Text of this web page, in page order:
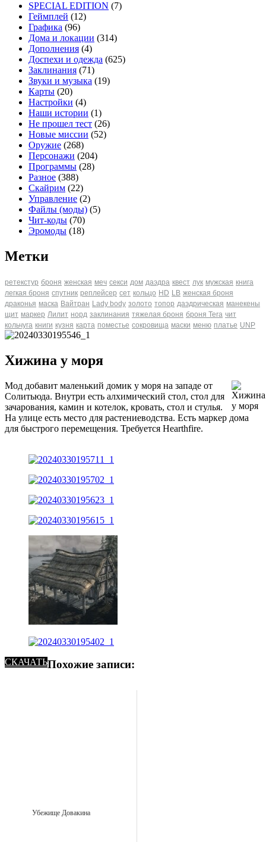
SPECIAL EDITION (7)
Геймплей (12)
Графика (96)
Дома и локации (314)
Дополнения (4)
Доспехи и одежда (625)
Заклинания (71)
Звуки и музыка (19)
Карты (20)
Настройки (4)
Наши истории (1)
Не прошел тест (26)
Новые миссии (52)
Оружие (268)
Персонажи (204)
Программы (28)
Разное (388)
Скайрим (22)
Управление (2)
Файлы (моды) (5)
Чит-коды (70)
Эромоды (18)
Метки
ретекстур броня женская меч секси дом даэдра квест лук мужская книга
легкая броня спутник реплейсер сет кольцо HD LB женская броня
драконья маска Вайтран Lady body золото топор даэдрическая манекены
щит маркер Лилит норд заклинания тяжелая броня броня Tera чит
кольчуга книги кузня карта поместье сокровища маски меню платье UNP
Хижина у моря
Мод добавит маленький домик у моря на западе от
Солитьюда. Внутри есть алхимический стол, стол для
зачарования, камин и котелок, кровать, стол и стулья.
На улице есть место для растениеводства. Есть маркер дома
для быстрого перемещения. Требуется Hearthfire.
СКАЧАТЬПохожие записи:
Убежище Довакина